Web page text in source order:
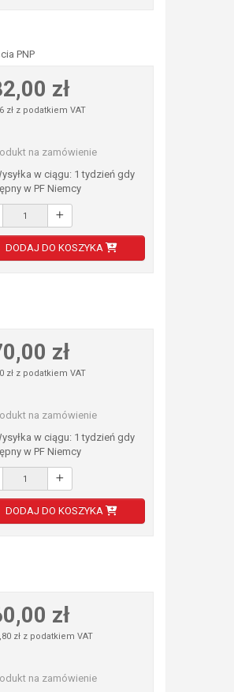
PNP
zł
zł z podatkiem VAT
na zamówienie
w ciągu: 1 tydzień gdy
w PF Niemcy
DODAJ DO KOSZYKA
zł
zł z podatkiem VAT
na zamówienie
w ciągu: 1 tydzień gdy
w PF Niemcy
DODAJ DO KOSZYKA
zł
zł z podatkiem VAT
na zamówienie